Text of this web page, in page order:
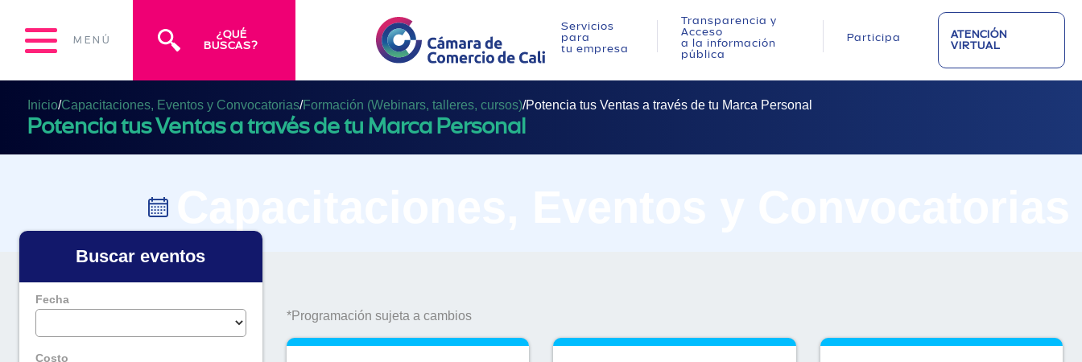
MENÚ
¿QUÉ
BUSCAS?
Servicios
para
tu empresa
Transparencia y
Acceso
a la información
pública
Participa
ATENCIÓN
VIRTUAL
Inicio/Capacitaciones, Eventos y Convocatorias/Formación (Webinars, talleres, cursos)/Potencia tus Ventas a través de tu Marca Personal
Potencia tus Ventas a través de tu Marca Personal
Buscar eventos
Fecha
Costo
*Programación sujeta a cambios